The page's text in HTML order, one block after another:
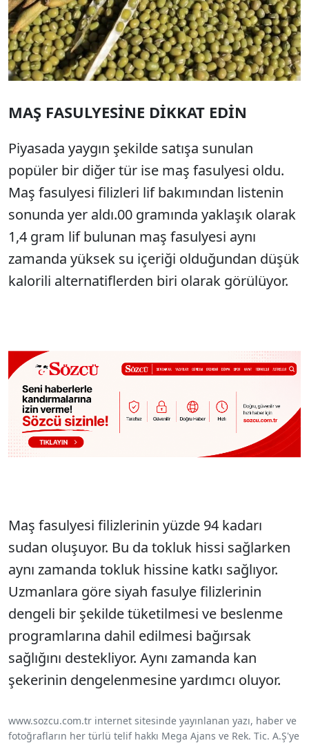
MAŞ FASULYESİNE DİKKAT EDİN
Piyasada yaygın şekilde satışa sunulan
popüler bir diğer tür ise maş fasulyesi oldu.
Maş fasulyesi filizleri lif bakımından listenin
sonunda yer aldı.00 gramında yaklaşık olarak
1,4 gram lif bulunan maş fasulyesi aynı
zamanda yüksek su içeriği olduğundan düşük
kalorili alternatiflerden biri olarak görülüyor.
Maş fasulyesi filizlerinin yüzde 94 kadarı
sudan oluşuyor. Bu da tokluk hissi sağlarken
aynı zamanda tokluk hissine katkı sağlıyor.
Uzmanlara göre siyah fasulye filizlerinin
dengeli bir şekilde tüketilmesi ve beslenme
programlarına dahil edilmesi bağırsak
sağlığını destekliyor. Aynı zamanda kan
şekerinin dengelenmesine yardımcı oluyor.
www.sozcu.com.tr internet sitesinde yayınlanan yazı, haber ve
fotoğrafların her türlü telif hakkı Mega Ajans ve Rek. Tic. A.Ş'ye